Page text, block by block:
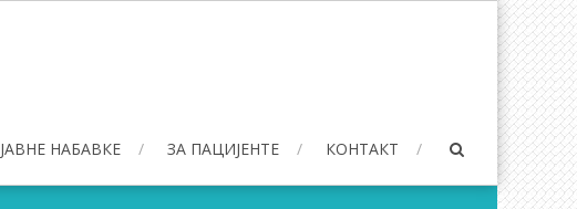
ЈАВНЕ НАБАВКЕ ЗА ПАЦИЈЕНТЕ КОНТАКТ